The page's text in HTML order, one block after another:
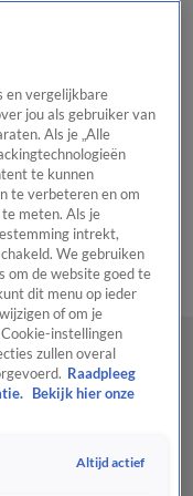
van Hart
Tip de
redactiePanelVideo's
en vergelijkbare
jou als gebruiker van
Als je „Alle
te kunnen
te verbeteren en om
meten. Als je
intrekt,
We gebruiken
om de website goed te
dit menu op ieder
of om je
instellingen
zullen overal
Raadpleeg
Bekijk hier onze
Altijd actief